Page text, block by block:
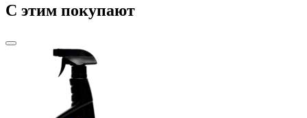
C этим покупают